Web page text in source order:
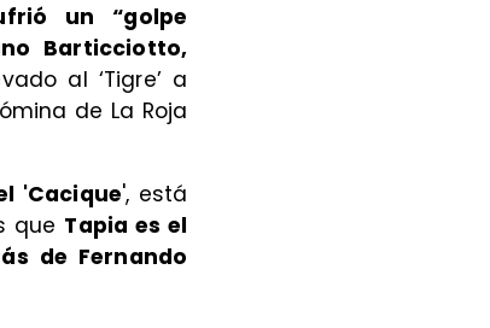
un “golpe
Barticciotto,
al ‘Tigre’ a
de La Roja
'Cacique', está
que Tapia es el
de Fernando